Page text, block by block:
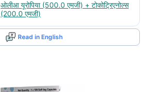
ओलीआ यूरोपिया (500.0 एमजी) + टोकोट्रिएनोल्स
(200.0 एमजी)
Read in English